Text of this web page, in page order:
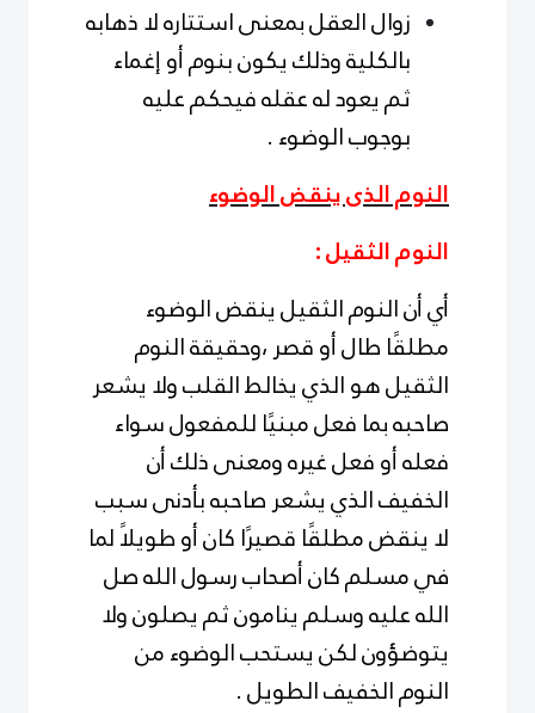
زوال العقل بمعنى استتاره لا ذهابه
بالكلية وذلك يكون بنوم أو إغماء
ثم يعود له عقله فيحكم عليه
بوجوب الوضوء .
النوم الذى ينقض الوضوء
النوم الثقيل :
أي أن النوم الثقيل ينقض الوضوء
مطلقًا طال أو قصر ،وحقيقة النوم
الثقيل هو الذي يخالط القلب ولا يشعر
صاحبه بما فعل مبنيًا للمفعول سواء
فعله أو فعل غيره ومعنى ذلك أن
الخفيف الذي يشعر صاحبه بأدنى سبب
لا ينقض مطلقًا قصيرًا كان أو طويلاً لما
في مسلم كان أصحاب رسول الله صل
الله عليه وسلم ينامون ثم يصلون ولا
يتوضؤون لكن يستحب الوضوء من
النوم الخفيف الطويل .